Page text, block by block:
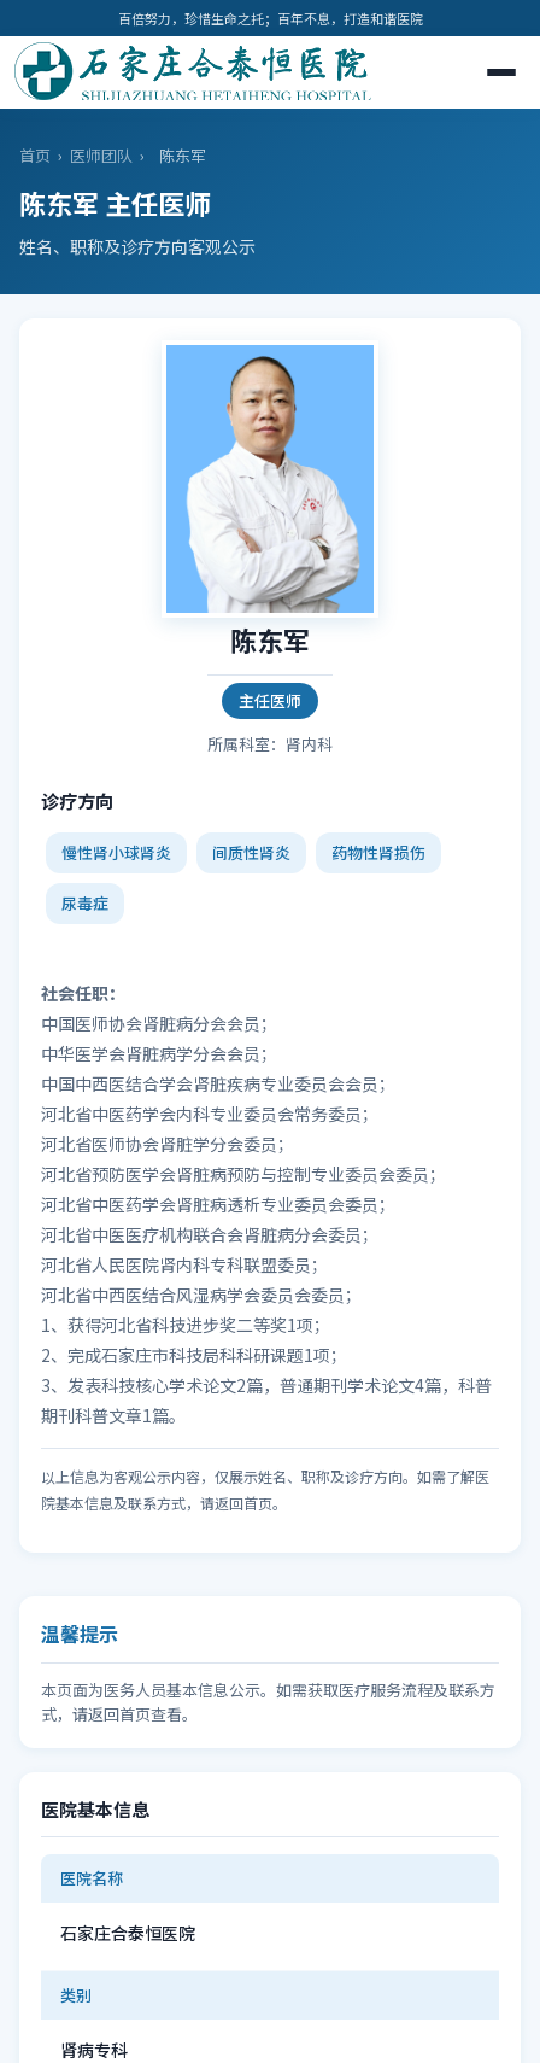
百倍努力，珍惜生命之托；百年不息，打造和谐医院
首页 › 医师团队 › 陈东军
陈东军 主任医师
姓名、职称及诊疗方向客观公示
陈东军
主任医师
所属科室：肾内科
诊疗方向
慢性肾小球肾炎 间质性肾炎 药物性肾损伤
尿毒症
社会任职：
中国医师协会肾脏病分会会员；
中华医学会肾脏病学分会会员；
中国中西医结合学会肾脏疾病专业委员会会员；
河北省中医药学会内科专业委员会常务委员；
河北省医师协会肾脏学分会委员；
河北省预防医学会肾脏病预防与控制专业委员会委员；
河北省中医药学会肾脏病透析专业委员会委员；
河北省中医医疗机构联合会肾脏病分会委员；
河北省人民医院肾内科专科联盟委员；
河北省中西医结合风湿病学会委员会委员；
1、获得河北省科技进步奖二等奖1项；
2、完成石家庄市科技局科科研课题1项；
3、发表科技核心学术论文2篇，普通期刊学术论文4篇，科普
期刊科普文章1篇。
以上信息为客观公示内容，仅展示姓名、职称及诊疗方向。如需了解医
院基本信息及联系方式，请返回首页。
温馨提示
本页面为医务人员基本信息公示。如需获取医疗服务流程及联系方
式，请返回首页查看。
医院基本信息
医院名称
石家庄合泰恒医院
类别
肾病专科